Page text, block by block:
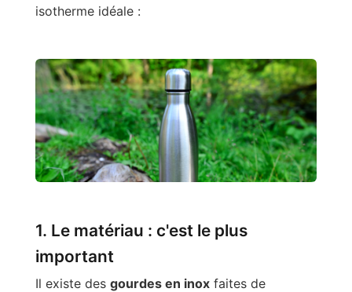
isotherme idéale :
1. Le matériau : c'est le plus
important
Il existe des gourdes en inoxfaites de